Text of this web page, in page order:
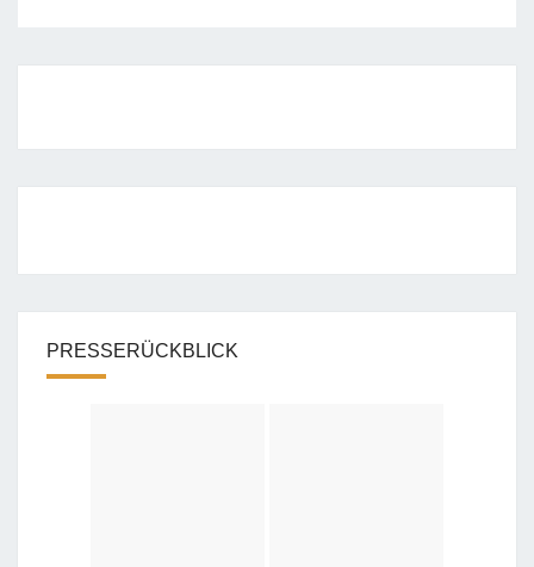
PRESSERÜCKBLICK